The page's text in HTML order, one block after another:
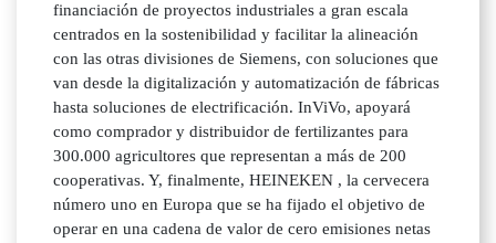
financiación de proyectos industriales a gran escala
centrados en la sostenibilidad y facilitar la alineación
con las otras divisiones de Siemens, con soluciones que
van desde la digitalización y automatización de fábricas
hasta soluciones de electrificación. InViVo, apoyará
como comprador y distribuidor de fertilizantes para
300.000 agricultores que representan a más de 200
cooperativas. Y, finalmente, HEINEKEN , la cervecera
número uno en Europa que se ha fijado el objetivo de
operar en una cadena de valor de cero emisiones netas